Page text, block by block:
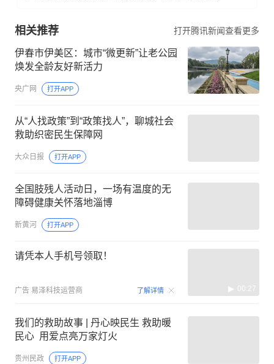
相关推荐 打开腾讯新闻查看更多
伊春市伊美区：城市“微更新”让老公园
焕发全龄友好新活力
央广网 打开APP
从“人找政策”到“政策找人”，聊城社会
救助织密民生保障网
大众日报 打开APP
全国肢残人活动日，一场有温度的无
障碍健康关怀落地淄博
新黄河 打开APP
请凭本人手机号领取！
广告 易泽科技运营商 了解详情 00:27
我们的救助故事 | 丹心映民生 救助暖
民心 用爱点亮万家灯火
贵州民政 打开APP